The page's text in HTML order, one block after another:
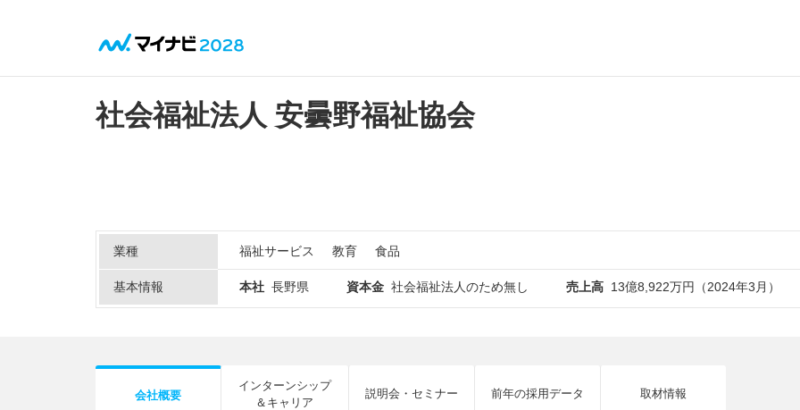
社会福祉法人 安曇野福祉協会
業種 福祉サービス 教育 食品
基本情報 本社 長野県 資本金 社会福祉法人のため無し 売上高 13億8,922万円（2024年3月）
会社概要
インターンシップ
＆キャリア
説明会・セミナー 前年の採用データ 取材情報